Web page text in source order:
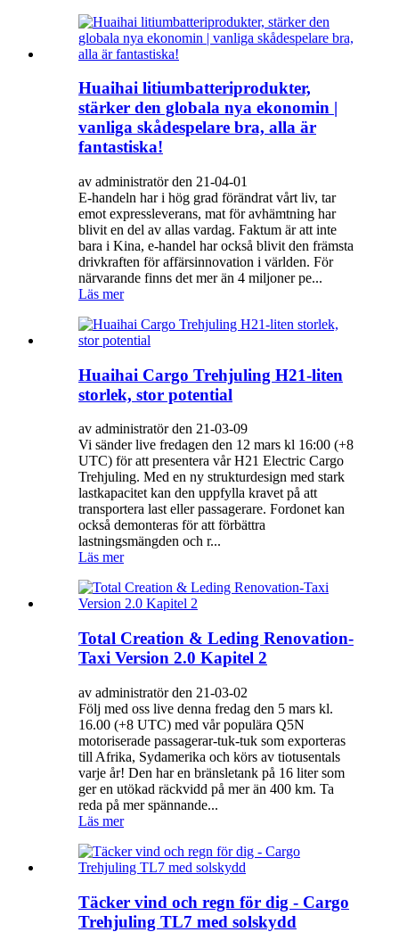
Huaihai litiumbatteriprodukter,
stärker den globala nya ekonomin |
vanliga skådespelare bra, alla är
fantastiska!
av administratör den 21-04-01
E-handeln har i hög grad förändrat vårt liv, tar
emot expressleverans, mat för avhämtning har
blivit en del av allas vardag. Faktum är att inte
bara i Kina, e-handel har också blivit den främsta
drivkraften för affärsinnovation i världen. För
närvarande finns det mer än 4 miljoner pe...
Läs mer
Huaihai Cargo Trehjuling H21-liten
storlek, stor potential
av administratör den 21-03-09
Vi sänder live fredagen den 12 mars kl 16:00 (+8
UTC) för att presentera vår H21 Electric Cargo
Trehjuling. Med en ny strukturdesign med stark
lastkapacitet kan den uppfylla kravet på att
transportera last eller passagerare. Fordonet kan
också demonteras för att förbättra
lastningsmängden och r...
Läs mer
Total Creation & Leding Renovation-
Taxi Version 2.0 Kapitel 2
av administratör den 21-03-02
Följ med oss ​​live denna fredag ​​den 5 mars kl.
16.00 (+8 UTC) med vår populära Q5N
motoriserade passagerar-tuk-tuk som exporteras
till Afrika, Sydamerika och körs av tiotusentals
varje år! Den har en bränsletank på 16 liter som
ger en utökad räckvidd på mer än 400 km. Ta
reda på mer spännande...
Läs mer
Täcker vind och regn för dig - Cargo
Trehjuling TL7 med solskydd